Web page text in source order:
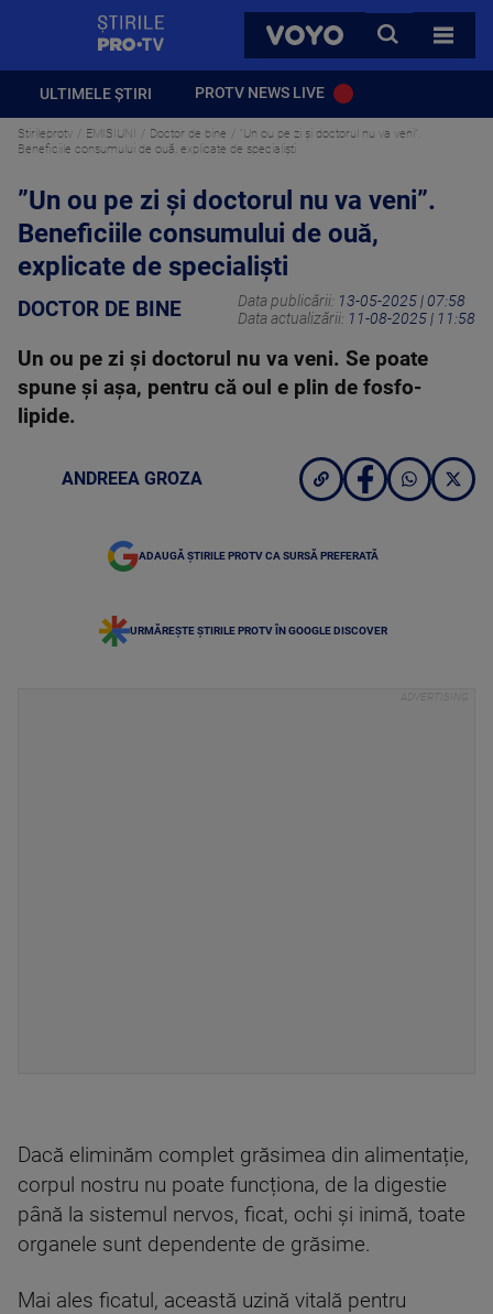
VOYO
CAUTA
TOATE
ULTIMELE ȘTIRI PROTV NEWS LIVE
Stirileprotv EMISIUNI Doctor de bine
”Un ou pe zi și doctorul nu va veni”.
Beneficiile consumului de ouă, explicate de specialiști
”Un ou pe zi și doctorul nu va veni”.
Beneficiile consumului de ouă,
explicate de specialiști
DOCTOR DE BINE Data publicării: 13-05-2025 | 07:58
Data actualizării: 11-08-2025 | 11:58
Un ou pe zi și doctorul nu va veni. Se poate
spune și aşa, pentru că oul e plin de fosfo-
lipide.
ANDREEA GROZA
ADAUGĂ ȘTIRILE PROTV CA SURSĂ PREFERATĂ
URMĂREȘTE ȘTIRILE PROTV ÎN GOOGLE DISCOVER
Dacă eliminăm complet grăsimea din alimentație,
corpul nostru nu poate funcționa, de la digestie
până la sistemul nervos, ficat, ochi și inimă, toate
organele sunt dependente de grăsime.
Mai ales ficatul, această uzină vitală pentru